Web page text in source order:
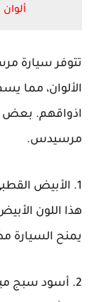
ألوان
تتوفر سيارة
الألوان، مما
اذواقهم. بعض
مرسيدس.
1. الأبيض القطبي
هذا اللون
يمنح السيارة
2. أسود سبج ميتاليك